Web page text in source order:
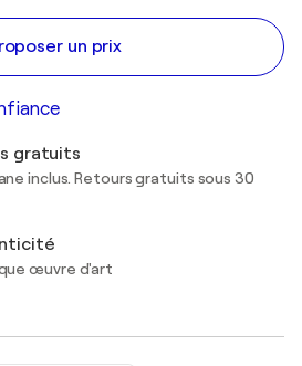
un prix
gratuits
inclus. Retours gratuits sous 30
œuvre d'art